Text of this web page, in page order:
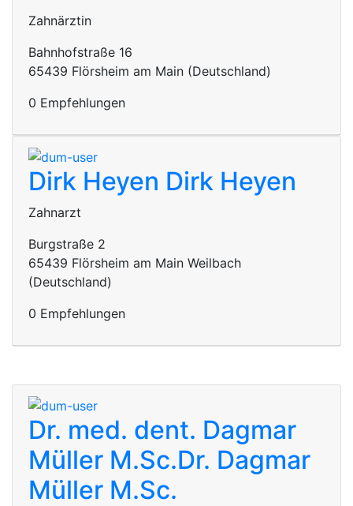
Zahnärztin
Bahnhofstraße 16
65439 Flörsheim am Main (Deutschland)
0 Empfehlungen
Dirk Heyen Dirk Heyen
Zahnarzt
Burgstraße 2
65439 Flörsheim am Main Weilbach
(Deutschland)
0 Empfehlungen
Dr. med. dent. Dagmar
Müller M.Sc.Dr. Dagmar
Müller M.Sc.